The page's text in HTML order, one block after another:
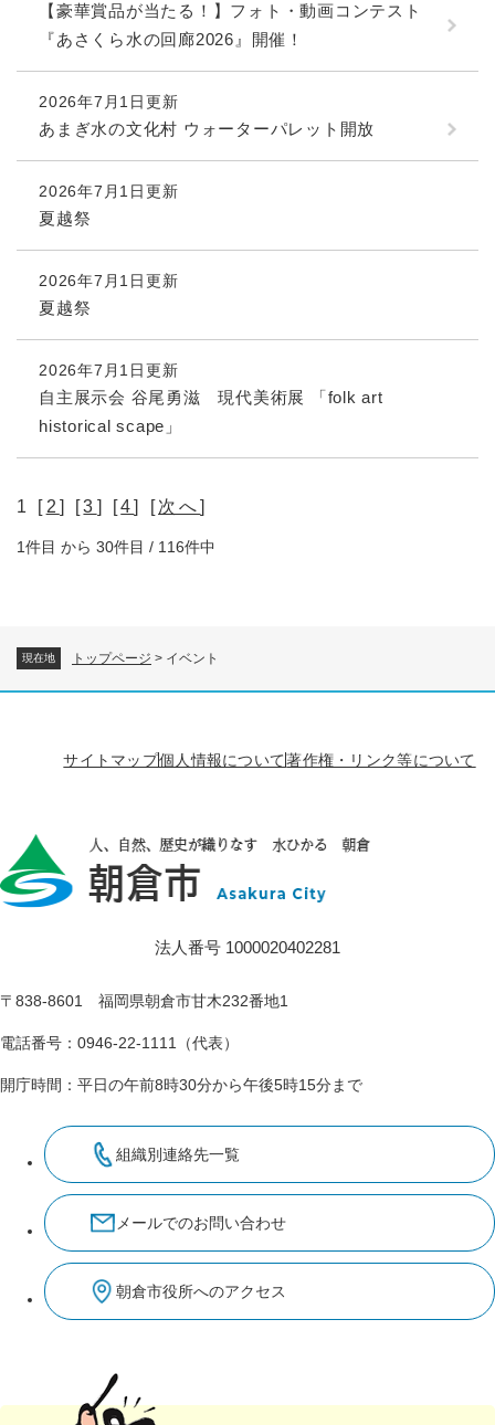
現在地 トップページ > イベント
【豪華賞品が当たる！】フォト・動画コンテスト
『あさくら水の回廊2026』開催！
2026年7月1日更新
あまぎ水の文化村 ウォーターパレット開放
2026年7月1日更新
夏越祭
2026年7月1日更新
夏越祭
2026年7月1日更新
自主展示会 谷尾勇滋 現代美術展 「folk art
historical scape」
1 [ 2 ] [3 ] [4] [次へ]
1件目 から 30件目 / 116件中
サイトマップ個人情報について著作権・リンク等について
法人番号 1000020402281
〒838-8601 福岡県朝倉市甘木232番地1
電話番号：0946-22-1111（代表）
開庁時間：平日の午前8時30分から午後5時15分まで
組織別連絡先一覧
メールでのお問い合わせ
朝倉市役所へのアクセス